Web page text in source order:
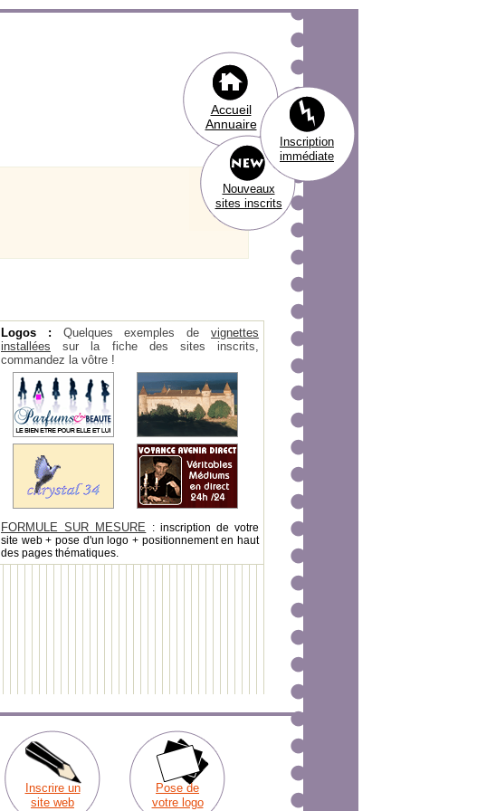
Accueil
Annuaire
Inscription
immédiate
Nouveaux
sites inscrits
Logos : Quelques exemples devignettes
installées sur la fiche des sites inscrits,
commandez la vôtre !
FORMULE SUR MESURE : inscription de votre
site web + pose d'un logo + positionnement en haut
des pages thématiques.
Inscrire un
site web
Pose de
votre logo